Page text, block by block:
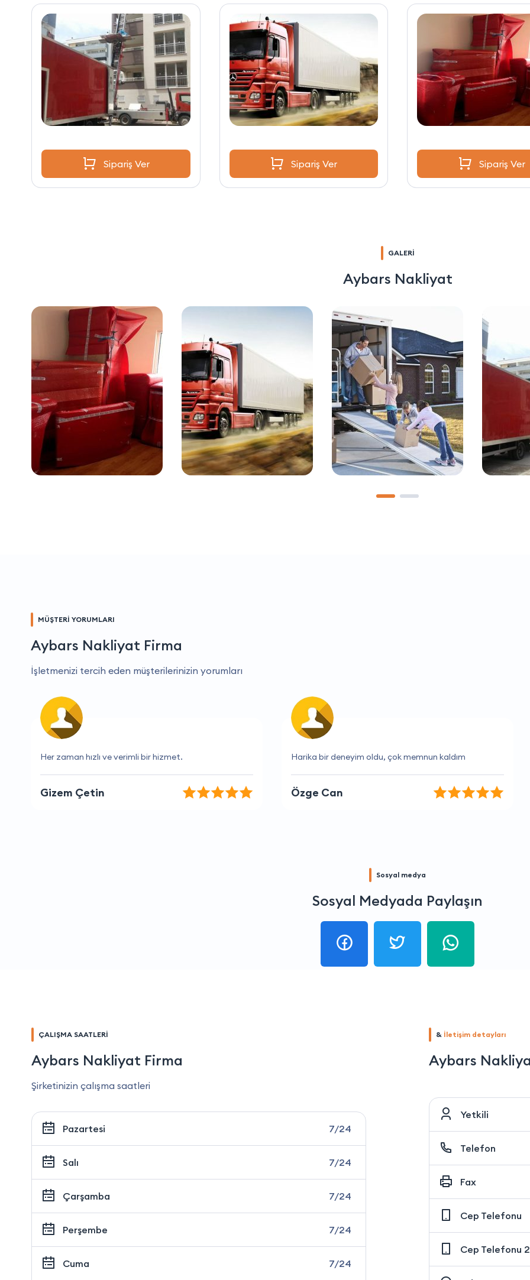
Sipariş Ver Sipariş Ver Sipariş Ver
GALERİ
Aybars Nakliyat
MÜŞTERİ YORUMLARI
Aybars Nakliyat Firma
İşletmenizi tercih eden müşterilerinizin yorumları
Harika bir deneyim oldu, çok memnun kaldım
Özge Can
Harika bir firma, hizmetlerinden çok memnunum
Aysun Ata
Sosyal medya
Sosyal Medyada Paylaşın
ÇALIŞMA SAATLERİ
Aybars Nakliyat Firma
Şirketinizin çalışma saatleri
Pazartesi 7/24
Salı 7/24
Çarşamba 7/24
Perşembe 7/24
Cuma 7/24
& İletişim detayları
Aybars
Yetkili
Telefon
Fax
Cep Telefonu
Cep Telefonu 2